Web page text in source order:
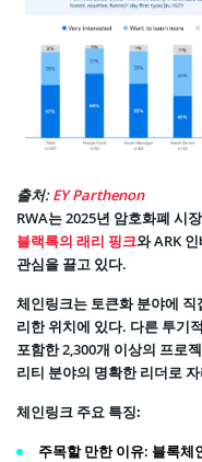
출처:EY Parthenon
RWA는 2025년 암호화폐 시
블랙록의 래리 핑크와 ARK
관심을 끌고 있다.
체인링크는 토큰화 분야에
리한 위치에 있다. 다른 투기
포함한 2,300개 이상의 프로
리티 분야의 명확한 리더로
체인링크 주요 특징:
주목할 만한 이유: 블록체